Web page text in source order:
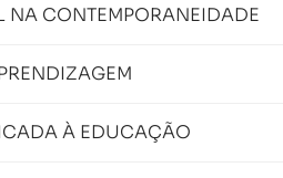
NA CONTEMPORANEIDADE
À EDUCAÇÃO